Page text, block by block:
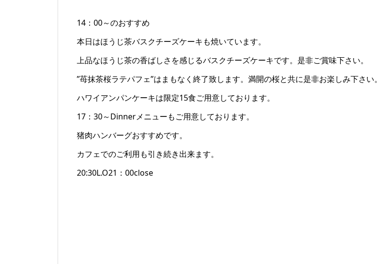
14：00～のおすすめ
本日はほうじ茶バスクチーズケーキも焼いています。
上品なほうじ茶の香ばしさを感じるバスクチーズケーキです。是非ご賞味下さい。
”苺抹茶桜ラテパフェ”はまもなく終了致します。満開の桜と共に是非お楽しみ下さい。
ハワイアンパンケーキは限定15食ご用意しております。
17：30～Dinnerメニューもご用意しております。
猪肉ハンバーグおすすめです。
カフェでのご利用も引き続き出来ます。
20:30L.O21：00close